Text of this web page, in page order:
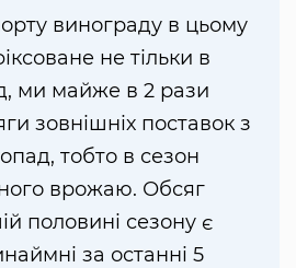
винограду в цьому
не тільки в
ми майже в 2 рази
зовнішніх поставок з
тобто в сезон
врожаю. Обсяг
половині сезону є
за останні 5